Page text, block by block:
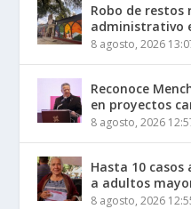
Robo de restos
administrativo
8 agosto, 2026
Reconoce
en proyectos
8 agosto, 2026
Hasta 10 casos
a adultos
8 agosto, 2026